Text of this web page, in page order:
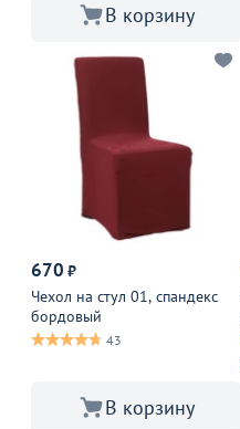
В корзину
670 ₽
Чехол на стул 01, спандекс
бордовый
43
В корзину